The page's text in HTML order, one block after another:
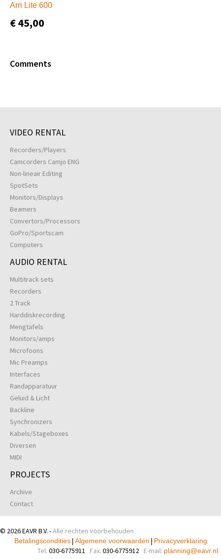
Arri Lite 600
€ 45,00
Comments
VIDEO RENTAL
Recorders/Players
Camcorders Camjo ENG
Non-lineair Editing
SpotSets
Monitors/Displays
Beamers
Convertors/Processors
GoPro/Sportscam
Computers
AUDIO RENTAL
Multitrack sets
Recorders
2 Track
Harddiskrecording
Mengtafels
Monitors/amps
Microfoons
Mic Preamps
Interfaces
Randapparatuur
Geluid & Licht
Backline
Synchronizers
Kabels/Stageboxes
Diversen
MIDI
PROJECTS
Archive
Contact
© 2026 EAVR B.V. -Alle rechten voorbehouden
Betalingscondities| Algemene voorwaarden | Privacyverklaring
Tel: 030-6775911 Fax: 030-6775912 E-mail: planning@eavr.nl